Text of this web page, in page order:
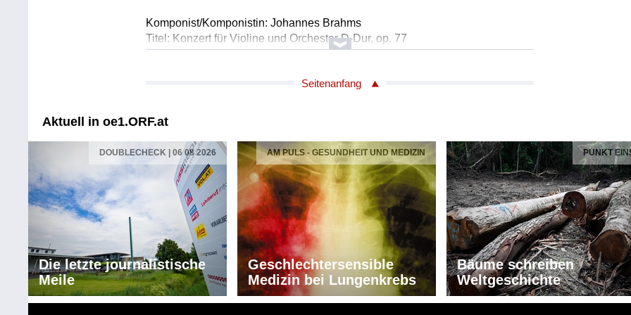
Komponist/Komponistin: Johannes Brahms
Titel: Konzert für Violine und Orchester D-Dur, op. 77
* 1. Allegro non troppo (23:52)
* 3. Allegro giocoso, ma non troppo vivace (8:02)
Orchester: Wiener Jeunesse Orchester
Länge: 42:12 min
Label: Bärenreiter / Kaufmaterial
Komponist/Komponistin: Ole Bull
Bearbeiter/Bearbeiterin: Johan Severin Svendsen
Titel: Zugabe "Sæterjentens Sondag" (Sehnsuch der Sennerin) - für Violine
und Streichorchester
Solist/Solistin: Leonhard Baumgartner, Violine
Orchester: Wiener Jeunesse Orchester
Leitung: Herbert Böck
Länge: 02:47 min
Seitenanfang
Aktuell in oe1.ORF.at
DOUBLECHECK | 06 08 2026
Die letzte journalistische
Meile
AM PULS - GESUNDHEIT UND MEDIZIN
Geschlechtersensible
Medizin bei Lungenkrebs
PUNKT
Bäume schreiben
Weltgeschichte